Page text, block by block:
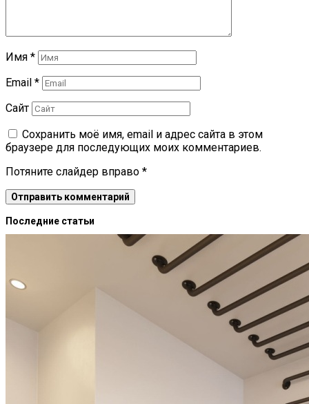
Имя *
Email *
Сайт
Сохранить моё имя, email и адрес сайта в этом
браузере для последующих моих комментариев.
Потяните слайдер вправо *
Последние статьи